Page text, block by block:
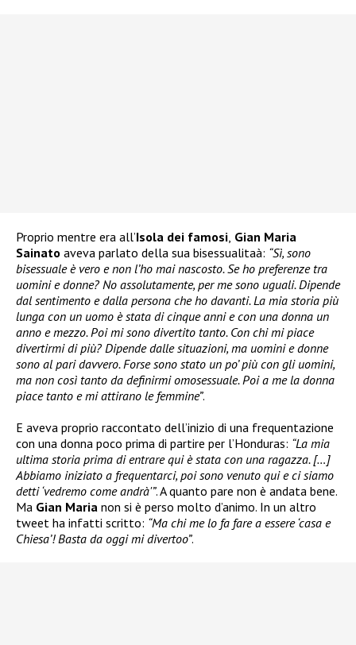
Proprio mentre era all’Isola dei famosi, Gian Maria
Sainato aveva parlato della sua bisessualitaà: “Sì, sono
bisessuale è vero e non l’ho mai nascosto. Se ho preferenze tra
uomini e donne? No assolutamente, per me sono uguali. Dipende
dal sentimento e dalla persona che ho davanti. La mia storia più
lunga con un uomo è stata di cinque anni e con una donna un
anno e mezzo. Poi mi sono divertito tanto. Con chi mi piace
divertirmi di più? Dipende dalle situazioni, ma uomini e donne
sono al pari davvero. Forse sono stato un po’ più con gli uomini,
ma non così tanto da definirmi omosessuale. Poi a me la donna
piace tanto e mi attirano le femmine”.
E aveva proprio raccontato dell’inizio di una frequentazione
con una donna poco prima di partire per l’Honduras: “La mia
ultima storia prima di entrare qui è stata con una ragazza. […]
Abbiamo iniziato a frequentarci, poi sono venuto qui e ci siamo
detti ‘vedremo come andrà'”. A quanto pare non è andata bene.
Ma Gian Maria non si è perso molto d’animo. In un altro
tweet ha infatti scritto: “Ma chi me lo fa fare a essere ‘casa e
Chiesa’! Basta da oggi mi divertoo”.